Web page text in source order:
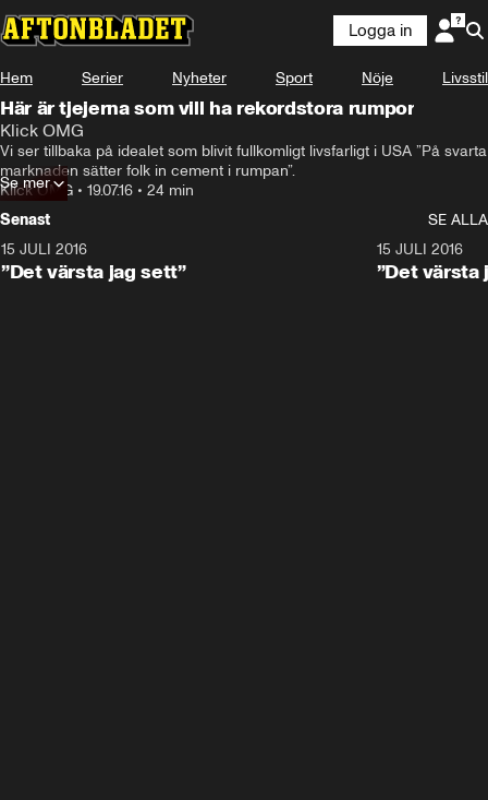
Logga in
Hem Serier Nyheter Sport Nöje Livsstil
Här är tjejerna som vill ha rekordstora rumpor
Klick OMG
Vi ser tillbaka på idealet som blivit fullkomligt livsfarligt i USA ”På svarta
marknaden sätter folk in cement i rumpan”.
Klick OMG • 19.07.16 • 24 min
Se mer
Senast
SE ALLA
15 JULI 2016
”Det värsta jag sett”
15 JULI 2016
”Det värsta